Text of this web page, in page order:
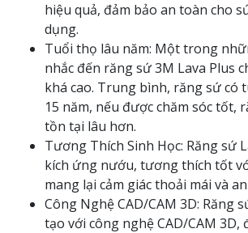
hiệu quả, đảm bảo an toàn cho
dụng.
Tuổi thọ lâu năm: Một trong
nhắc đến răng sứ 3M Lava Plus
khá cao. Trung bình, răng sứ có
15 năm, nếu được chăm sóc tốt,
tồn tại lâu hơn.
Tương Thích Sinh Học: Răng sứ
kích ứng nướu, tương thích tốt
mang lại cảm giác thoải mái và
Công Nghệ CAD/CAM 3D: Răng
tạo với công nghệ CAD/CAM 3D,